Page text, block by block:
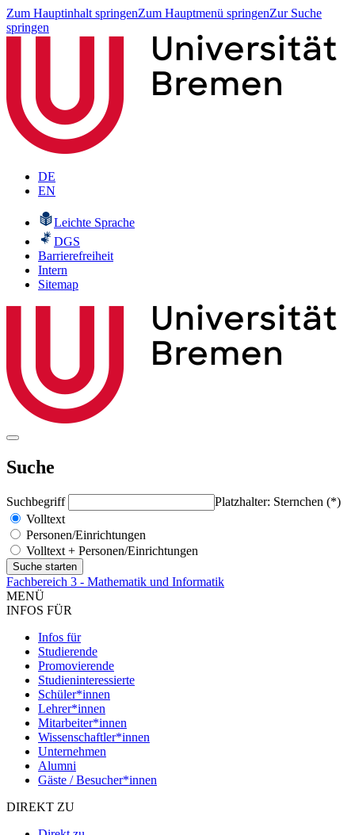
Zum Hauptinhalt springenZum Hauptmenü springenZur Suche
springen
DE
EN
Leichte Sprache
DGS
Barrierefreiheit
Intern
Sitemap
Suche
Suchbegriff
Platzhalter: Sternchen (*)
Volltext
Personen/Einrichtungen
Volltext + Personen/Einrichtungen
Fachbereich 3 - Mathematik und Informatik
MENÜ
INFOS FÜR
Infos für
Studierende
Promovierende
Studieninteressierte
Schüler*innen
Lehrer*innen
Mitarbeiter*innen
Wissenschaftler*innen
Unternehmen
Alumni
Gäste / Besucher*innen
DIREKT ZU